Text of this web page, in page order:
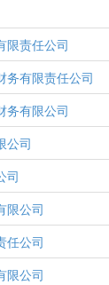
限责任公司
务有限责任公司
务有限公司
公司
司
限公司
任公司
限公司